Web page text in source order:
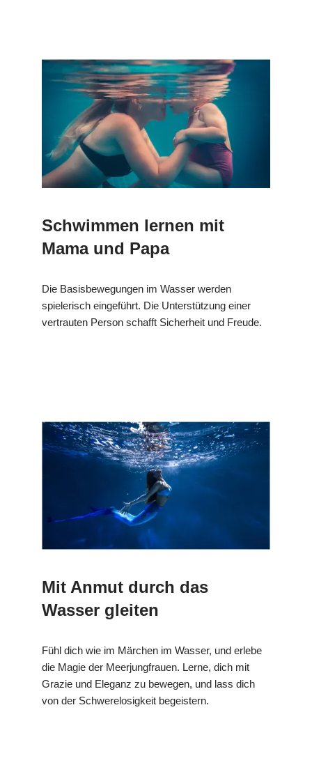
Schwimmen lernen mit
Mama und Papa
Die Basisbewegungen im Wasser werden
spielerisch eingeführt. Die Unterstützung einer
vertrauten Person schafft Sicherheit und Freude.
Mit Anmut durch das
Wasser gleiten
Fühl dich wie im Märchen im Wasser, und erlebe
die Magie der Meerjungfrauen. Lerne, dich mit
Grazie und Eleganz zu bewegen, und lass dich
von der Schwerelosigkeit begeistern.